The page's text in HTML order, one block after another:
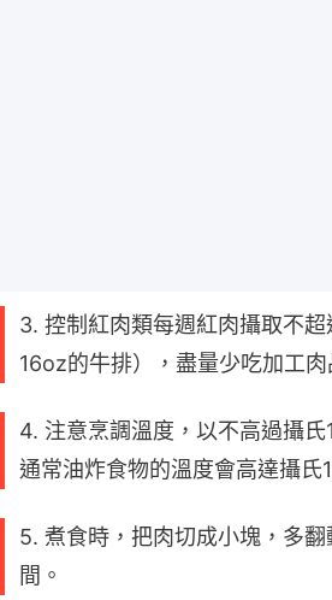
3. 控制紅肉類每週紅肉攝取不
16oz的牛排），盡量少吃加工肉
4. 注意烹調溫度，以不高過攝氏
通常油炸食物的溫度會高達攝氏
5. 煮食時，把肉切成小塊，多
間。